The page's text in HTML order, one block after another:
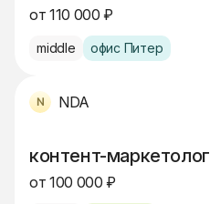
от 110 000 ₽
middle офис Питер
NDA
контент-маркетолог
от 100 000 ₽